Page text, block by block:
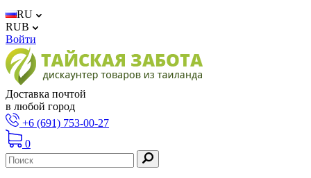
RU
RUB
Войти
Доставка почтой
в любой город
+6 (691) 753-00-27
0